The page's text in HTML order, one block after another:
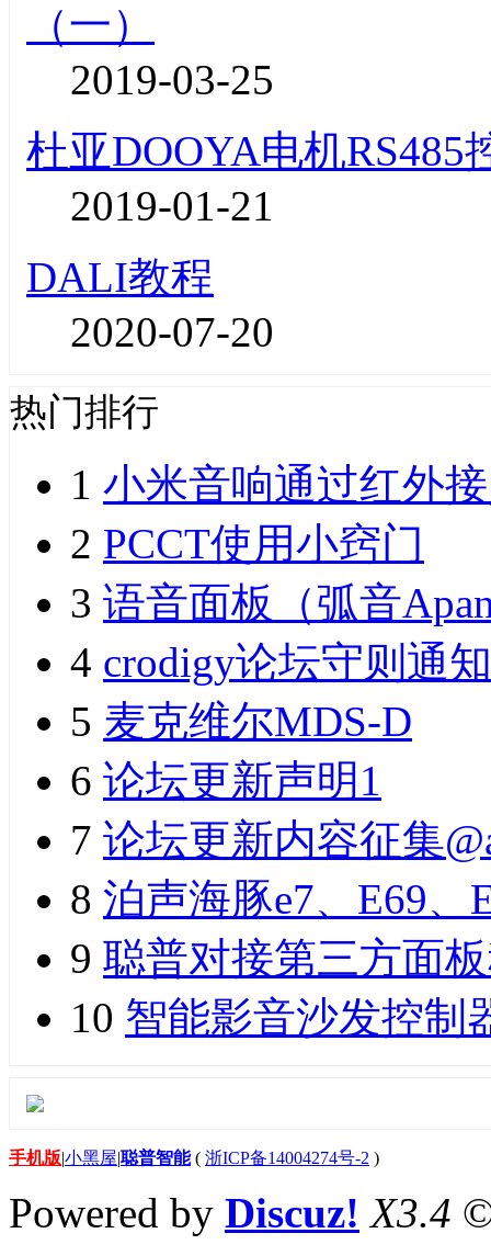
（一）
2019-03-25
杜亚DOOYA电机RS485
2019-01-21
DALI教程
2020-07-20
热门排行
1 小米音响通过红外
2 PCCT使用小窍门
3 语音面板（弧音
4 crodigy论坛守则通知
5 麦克维尔MDS-D
6 论坛更新声明1
7 论坛更新内容征集
8 泊声海豚e7、E69、
9 聪普对接第三方面
10 智能影音沙发控制
手机版|小黑屋|聪普智能( 浙ICP备14004274号-2 )
Powered by Discuz! X3.4